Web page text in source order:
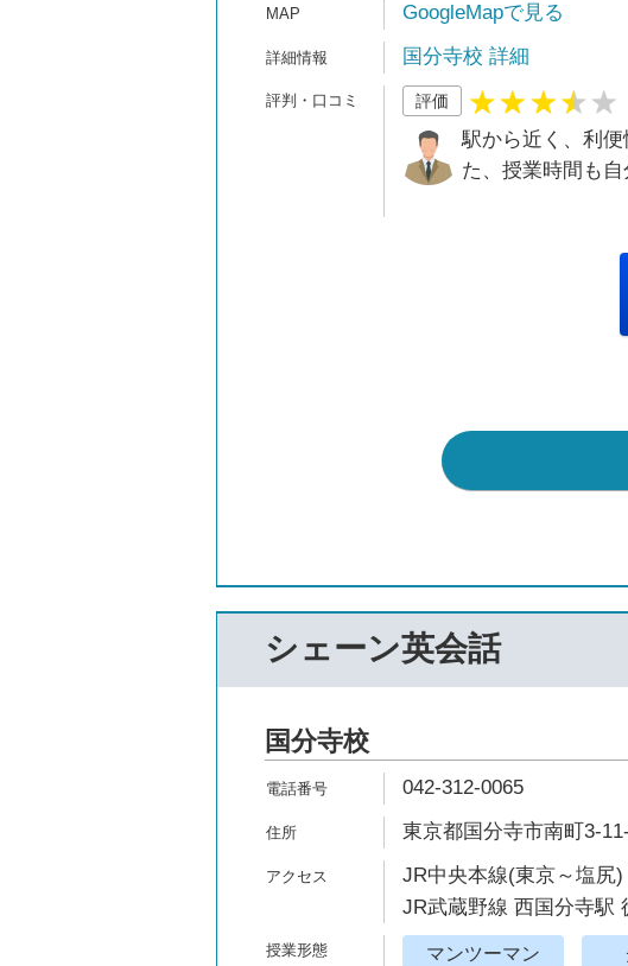
GoogleMapで見る
国分寺校 詳細
評価
駅から近く、利
た、授業時間も
シェーン英会話
国分寺校
042-312-0065
東京都国分寺市南町3-
JR中央本線(東京～塩尻
JR武蔵野線 西国分寺駅
マンツーマン